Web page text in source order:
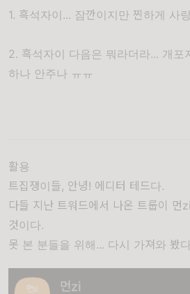
1. 흑석자이... 잠깐이지만 찐하게 사
2. 흑석자이 다음은 뭐라더라... 개포
하나 안주나 ㅠㅠ
활용
트집쟁이들, 안녕! 에디터 테드다.
다들 지난 트워드에서 나온 트룹이 먼
것이다.
못 본 분들을 위해... 다시 가져와 봤